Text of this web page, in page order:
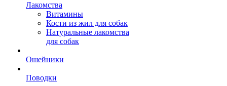
Лакомства
Витамины
Кости из жил для собак
Натуральные лакомства
для собак
Ошейники
Поводки